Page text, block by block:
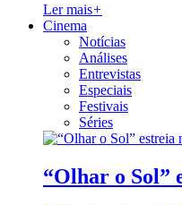
Ler mais+
Cinema
Notícias
Análises
Entrevistas
Especiais
Festivais
Séries
“Olhar o Sol”